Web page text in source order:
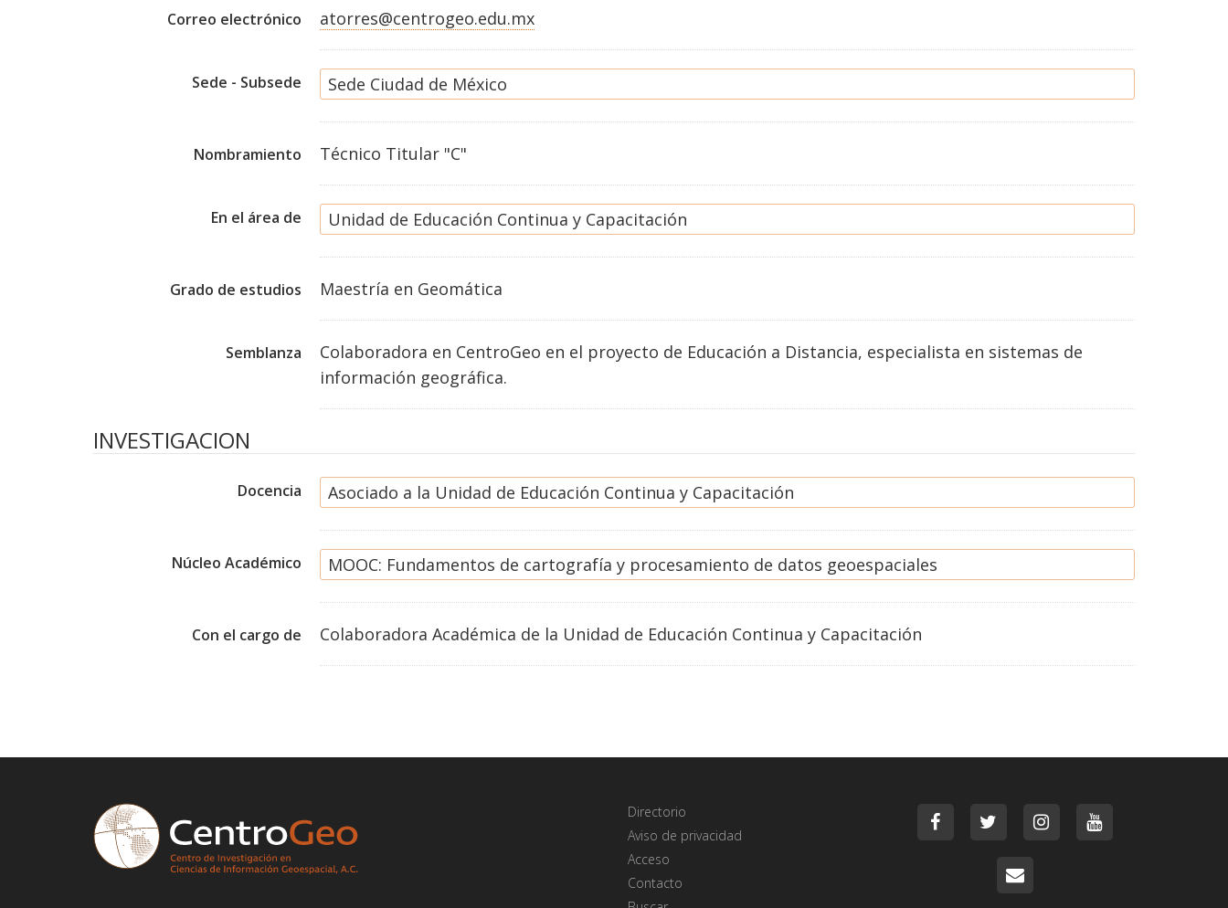
Correo electrónico atorres@centrogeo.edu.mx
Sede - Subsede Sede Ciudad de México
Nombramiento Técnico Titular "C"
En el área de Unidad de Educación Continua y Capacitación
Grado de estudios Maestría en Geomática
Semblanza
Colaboradora en CentroGeo en el proyecto de Educación a Distancia, especialista en sistemas de
información geográfica.
INVESTIGACION
Docencia Asociado a la Unidad de Educación Continua y Capacitación
Núcleo Académico MOOC: Fundamentos de cartografía y procesamiento de datos geoespaciales
Con el cargo de Colaboradora Académica de la Unidad de Educación Continua y Capacitación
Directorio
Aviso de privacidad
Acceso
Contacto